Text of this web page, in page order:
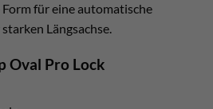
für eine automatische
Längsachse.
Oval Pro Lock